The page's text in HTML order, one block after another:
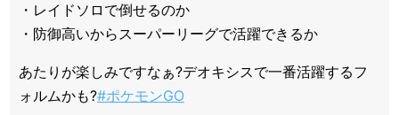
・レイドソロで倒せるのか
・防御高いからスーパーリーグで活躍できるか
あたりが楽しみですなぁ?デオキシスで一番活躍するフ
ォルムかも?#ポケモンGO